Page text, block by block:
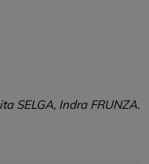
SELGA, Indra FRUNZA.